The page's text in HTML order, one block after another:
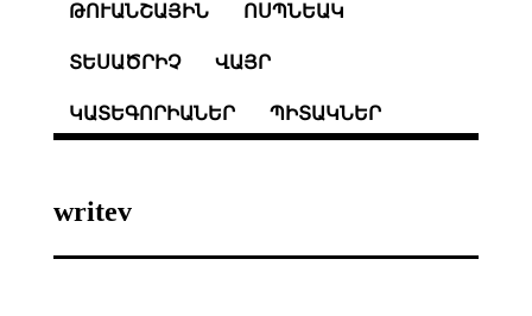
ԹՈՒԱՆՇԱՅԻՆ ՈՍՊՆԵԱԿ
ՏԵՍԱԾՐԻՉ ՎԱՅՐ
ԿԱՏԵԳՈՐԻԱՆԵՐ ՊԻՏԱԿՆԵՐ
writev